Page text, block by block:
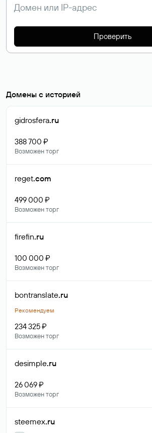
Проверить
Домены с историей
gidrosfera.ru
388 700 ₽
Возможен торг
reget.com
499 000 ₽
Возможен торг
firefin.ru
100 000 ₽
Возможен торг
bontranslate.ru
Рекомендуем
234 325 ₽
Возможен торг
desimple.ru
26 069 ₽
Возможен торг
steemex.ru